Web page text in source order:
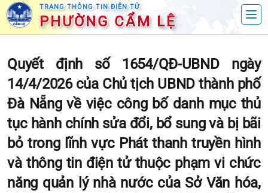
TRANG THÔNG TIN ĐIỆN TỬ
PHƯỜNG CẨM LỆ
Quyết định số 1654/QĐ-UBND ngày
14/4/2026 của Chủ tịch UBND thành phố
Đà Nẵng về việc công bố danh mục thủ
tục hành chính sửa đổi, bổ sung và bị bãi
bỏ trong lĩnh vực Phát thanh truyền hình
và thông tin điện tử thuộc phạm vi chức
năng quản lý nhà nước của Sở Văn hóa,